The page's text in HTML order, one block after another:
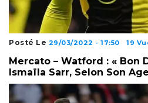
Posté Le 29/03/2022 - 17:50 19
Mercato – Watford : « Bon
Ismaïla Sarr, Selon Son